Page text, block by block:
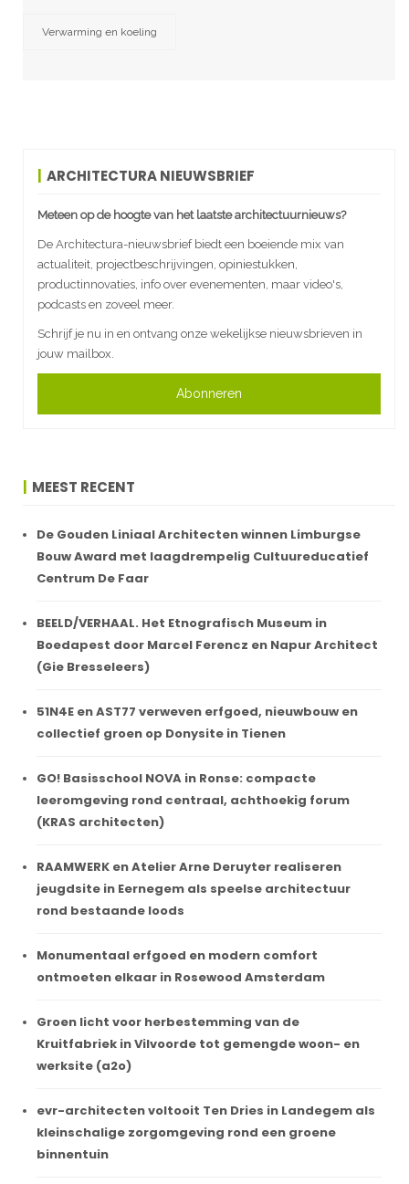
Verwarming en koeling
ARCHITECTURA NIEUWSBRIEF
Meteen op de hoogte van het laatste architectuurnieuws?
De Architectura-nieuwsbrief biedt een boeiende mix van
actualiteit, projectbeschrijvingen, opiniestukken,
productinnovaties, info over evenementen, maar video's,
podcasts en zoveel meer.
Schrijf je nu in en ontvang onze wekelijkse nieuwsbrieven in
jouw mailbox.
Abonneren
MEEST RECENT
De Gouden Liniaal Architecten winnen Limburgse
Bouw Award met laagdrempelig Cultuureducatief
Centrum De Faar
BEELD/VERHAAL. Het Etnografisch Museum in
Boedapest door Marcel Ferencz en Napur Architect
(Gie Bresseleers)
51N4E en AST77 verweven erfgoed, nieuwbouw en
collectief groen op Donysite in Tienen
GO! Basisschool NOVA in Ronse: compacte
leeromgeving rond centraal, achthoekig forum
(KRAS architecten)
RAAMWERK en Atelier Arne Deruyter realiseren
jeugdsite in Eernegem als speelse architectuur
rond bestaande loods
Monumentaal erfgoed en modern comfort
ontmoeten elkaar in Rosewood Amsterdam
Groen licht voor herbestemming van de
Kruitfabriek in Vilvoorde tot gemengde woon- en
werksite (a2o)
evr-architecten voltooit Ten Dries in Landegem als
kleinschalige zorgomgeving rond een groene
binnentuin